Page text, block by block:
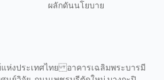
ผลักดันนโยบาย
ห่งประเทศไทย อาคารเฉลิมพระบารมี